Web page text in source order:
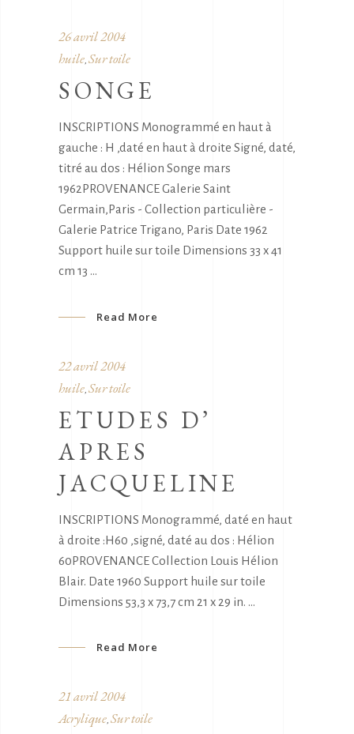
26 avril 2004
huile, Sur toile
SONGE
INSCRIPTIONS Monogrammé en haut à
gauche : H ,daté en haut à droite Signé, daté,
titré au dos : Hélion Songe mars
1962PROVENANCE Galerie Saint
Germain,Paris - Collection particulière -
Galerie Patrice Trigano, Paris Date 1962
Support huile sur toile Dimensions 33 x 41
cm 13
Read More
22 avril 2004
huile Sur toile
ETUDES D’
APRES
JACQUELINE
INSCRIPTIONS Monogrammé, daté en haut
à droite :H60 ,signé, daté au dos : Hélion
60PROVENANCE Collection Louis Hélion
Blair. Date 1960 Support huile sur toile
Dimensions 53,3 x 73,7 cm 21 x 29 in.
Read More
21 avril 2004
Acrylique, Sur toile